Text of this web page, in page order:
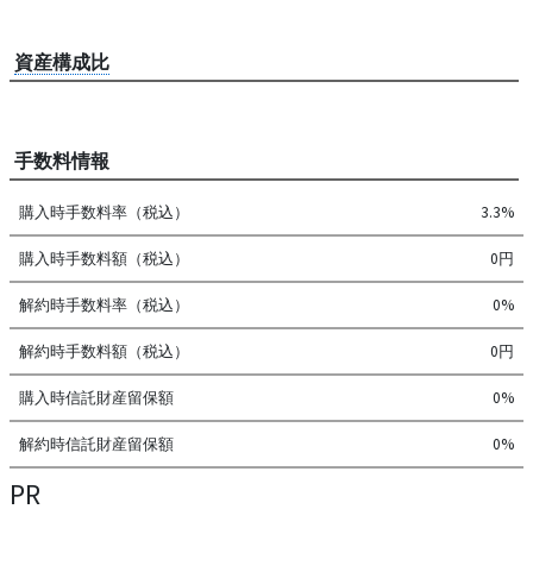
資産構成比
手数料情報
購入時手数料率（税込） 3.3%
購入時手数料額（税込） 0円
解約時手数料率（税込） 0%
解約時手数料額（税込） 0円
購入時信託財産留保額 0%
解約時信託財産留保額 0%
PR